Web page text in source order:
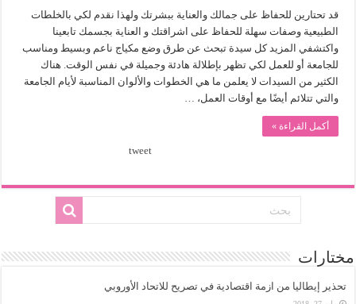
ناعم
للجامعة
والعمل
مغلقة
قد تحتارين للحفاظ على جمالك والعناية ببشرتك ولهذا نقدم لكي بالخلطات
الطبيعية وصفات سهلة للحفاظ على اشراقتك و العناية بجسمك تابعينا
واكتشفي المزيد كل سيدة تبحث عن طرق وضع مكياج ناعم وبسيط ومناسب
للجامعة أو للعمل لكي تظهر بإطلالة هادئة وجميلة في نفس الوقت. هناك
الكثير من السيدات لا يعلمن ما هي الخطوات والألوان المناسبة لأيام الجامعة
والتي تتلائم أيضًا مع أوقات العمل، …
أكمل القراءة »
tweet
مختارات
تحذير إيطاليا من ازمة اقتصادية في تصريح للاتحاد الأوروبي